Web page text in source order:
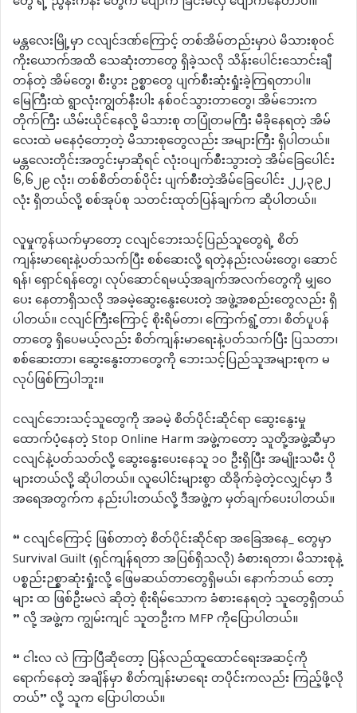
မန္တလေးမြို့မှာ ငလျင်ဒဏ်ကြောင့် တစ်အိမ်တည်းမှာပဲ မိသားစုဝင်
ကိုးယောက်အထိ သေဆုံးတာတွေ ရှိခဲ့သလို သိန်းပေါင်းသောင်းချီ
တန်တဲ့ အိမ်တွေ၊ စီးပွား ဥစ္စာတွေ ပျက်စီးဆုံးရှုံးခဲ့ကြရတာပါ။
မြေကြီးထဲ ရွာလုံးကျွတ်နီးပါး နစ်ဝင်သွားတာတွေ၊ အိမ်ဘေးက
တိုက်ကြီး ယိမ်းယိုင်နေလို့ မိသားစု တပြုံတမကြီး မီခိုနေရတဲ့ အိမ်
လေးထဲ မနေဝံ့တော့တဲ့ မိသားစုတွေလည်း အများကြီး ရှိပါတယ်။
မန္တလေးတိုင်းအတွင်းမှာဆိုရင် လုံးဝပျက်စီးသွားတဲ့ အိမ်ခြေပေါင်း
၆,၆၂၉ လုံး၊ တစ်စိတ်တစ်ပိုင်း ပျက်စီးတဲ့အိမ်ခြေပေါင်း ၂၂,၃၉၂
လုံး ရှိတယ်လို့ စစ်အုပ်စု သတင်းထုတ်ပြန်ချက်က ဆိုပါတယ်။
လူမှုကွန်ယက်မှာတော့ ငလျင်ဘေးသင့်ပြည်သူတွေရဲ့ စိတ်
ကျန်းမာရေးနဲ့ပတ်သက်ပြီး စစ်ဆေးလို့ ရတဲ့နည်းလမ်းတွေ၊ ဆောင်
ရန်၊ ရှောင်ရန်တွေ၊ လုပ်ဆောင်ရမယ့်အချက်အလက်တွေကို မျှဝေ
ပေး နေတာရှိသလို အခမဲ့ဆွေးနွေးပေးတဲ့ အဖွဲ့အစည်းတွေလည်း ရှိ
ပါတယ်။ ငလျင်ကြီးကြောင့် စိုးရိမ်တာ၊ ကြောက်ရွံ့တာ၊ စိတ်ပူပန်
တာတွေ ရှိပေမယ့်လည်း စိတ်ကျန်းမာရေးနဲ့ပတ်သက်ပြီး ပြသတာ၊
စစ်ဆေးတာ၊ ဆွေးနွေးတာတွေကို ဘေးသင့်ပြည်သူအများစုက မ
လုပ်ဖြစ်ကြပါဘူး။
ငလျင်ဘေးသင့်သူတွေကို အခမဲ့ စိတ်ပိုင်းဆိုင်ရာ ဆွေးနွေးမှု
ထောက်ပံ့နေတဲ့ Stop Online Harm အဖွဲ့ကတော့ သူတို့အဖွဲ့ဆီမှာ
ငလျင်နဲ့ပတ်သတ်လို့ ဆွေးနွေးပေးနေသူ ၁၀ ဦးရှိပြီး အမျိုးသမီး ပို
များတယ်လို့ ဆိုပါတယ်။ လူပေါင်းများစွာ ထိခိုက်ခဲ့တဲ့ငလျှင်မှာ ဒီ
အရေအတွက်က နည်းပါးတယ်လို့ ဒီအဖွဲ့က မှတ်ချက်ပေးပါတယ်။
“ ငလျင်ကြောင့် ဖြစ်တာတဲ့ စိတ်ပိုင်းဆိုင်ရာ အခြေအနေ_ တွေမှာ
Survival Guilt (ရှင်ကျန်ရတာ အပြစ်ရှိသလို) ခံစားရတာ၊ မိသားစုနဲ့
ပစ္စည်းဉစ္စာဆုံးရှုံးလို့ ဖြေမဆယ်တာတွေရှိမယ်၊ နောက်ဘယ် တော့
များ ထ ဖြစ်ဦးမလဲ ဆိုတဲ့ စိုးရိမ်သောက ခံစားနေရတဲ့ သူတွေရှိတယ်
” လို့ အဖွဲ့က ကျွမ်းကျင် သူတဦးက MFP ကိုပြောပါတယ်။
“ ငါးလ လဲ ကြာပြီဆိုတော့ ပြန်လည်ထူထောင်ရေးအဆင့်ကို
ရောက်နေတဲ့ အချိန်မှာ စိတ်ကျန်းမာရေး တပိုင်းကလည်း ကြည့်ဖို့လို
တယ်” လို့ သူက ပြောပါတယ်။